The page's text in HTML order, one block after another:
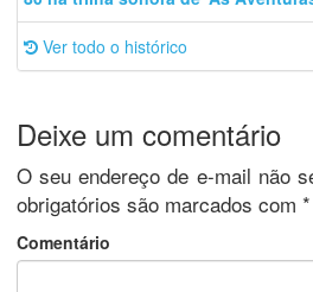
Ver todo o histórico
Deixe um comentário
O seu endereço de e-mail não
obrigatórios são marcados com *
Comentário